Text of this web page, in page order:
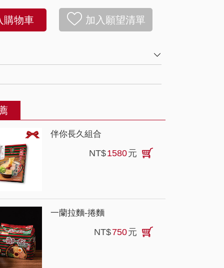
好評熱賣
SOLD OUT
購物車 加入願望清單
伴你長久組合
NT$1580元
一蘭拉麵-捲麵
NT$750元